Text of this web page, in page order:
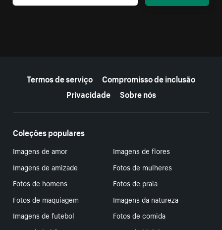
Termos de serviço
Compromisso de inclusão
Privacidade
Sobre nós
Coleções populares
Imagens de amor
Imagens de flores
Imagens de amizade
Fotos de mulheres
Fotos de homens
Fotos de praia
Fotos de maquiagem
Imagens da natureza
Imagens de futebol
Fotos de comida